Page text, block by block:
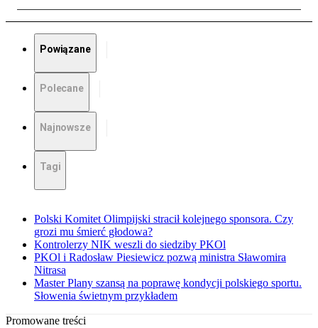
Powiązane
Polecane
Najnowsze
Tagi
Polski Komitet Olimpijski stracił kolejnego sponsora. Czy
grozi mu śmierć głodowa?
Kontrolerzy NIK weszli do siedziby PKOl
PKOl i Radosław Piesiewicz pozwą ministra Sławomira
Nitrasa
Master Plany szansą na poprawę kondycji polskiego sportu.
Słowenia świetnym przykładem
Promowane treści